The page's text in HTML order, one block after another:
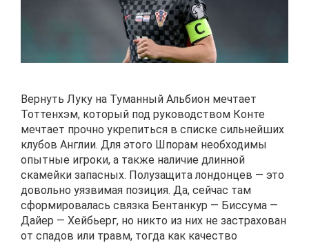
Вернуть Луку на Туманный Альбион мечтает
Тоттенхэм, который под руководством Конте
мечтает прочно укрепиться в списке сильнейших
клубов Англии. Для этого Шпорам необходимы
опытные игроки, а также наличие длинной
скамейки запасных. Полузащита лондонцев — это
довольно уязвимая позиция. Да, сейчас там
сформировалась связка Бентанкур — Биссума —
Дайер — Хейбьерг, но никто из них не застрахован
от спадов или травм, тогда как качество